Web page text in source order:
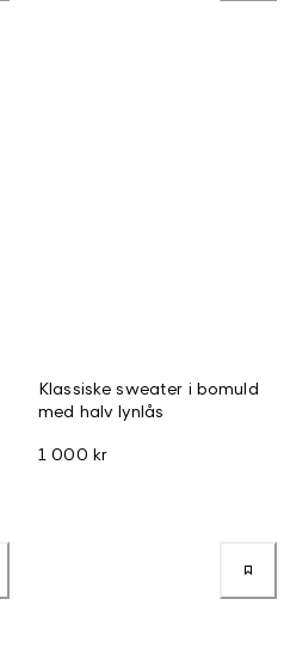
Klassiske sweater i bomuld
med halv lynlås
1 000 kr